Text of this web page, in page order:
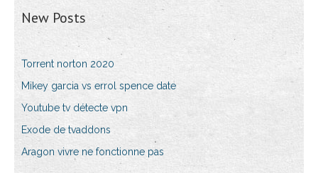
New Posts
Torrent norton 2020
Mikey garcia vs errol spence date
Youtube tv détecte vpn
Exode de tvaddons
Aragon vivre ne fonctionne pas